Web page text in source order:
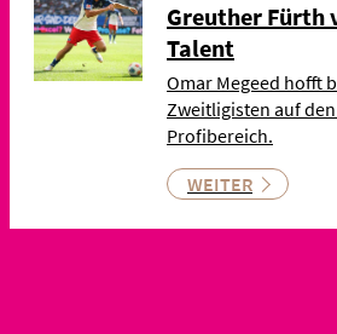
Greuther Fürth
Talent
Omar Megeed hofft
Zweitligisten auf
Profibereich.
WEITER